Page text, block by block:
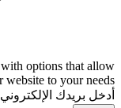
options that allow
to your needs.
أدخل بريدك الإلكتروني